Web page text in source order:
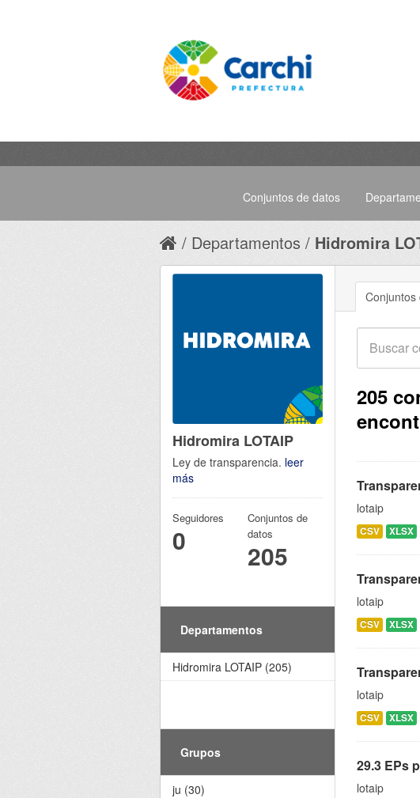
Conjuntos de datos
Departamentos Hidromira
Conjuntos
205
lotaip
CSV XLSX
lotaip
CSV XLSX
lotaip
CSV XLSX
29.3 EPs
lotaip
Hidromira LOTAIP
Ley de transparencia. leer
más
Seguidores
0
Conjuntos de
datos
205
Departamentos
Hidromira LOTAIP (205)
Grupos
ju (30)